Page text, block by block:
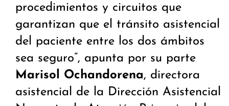
procedimientos y circuitos que
garantizan que el tránsito asistencial
del paciente entre los dos ámbitos
sea seguro”, apunta por su parte
Marisol Ochandorena, directora
asistencial de la Dirección Asistencial